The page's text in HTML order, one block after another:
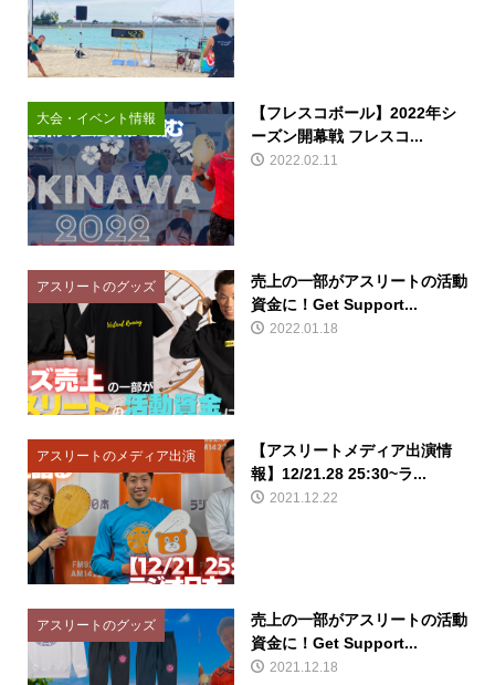
大会・イベント情報
【フレスコボール】2022年シ
ーズン開幕戦 フレスコ...
2022.02.11
アスリートのグッズ
売上の一部がアスリートの活動
資金に！Get Support...
2022.01.18
アスリートのメディア出演
【アスリートメディア出演情
報】12/21.28 25:30~ラ...
2021.12.22
アスリートのグッズ
売上の一部がアスリートの活動
資金に！Get Support...
2021.12.18